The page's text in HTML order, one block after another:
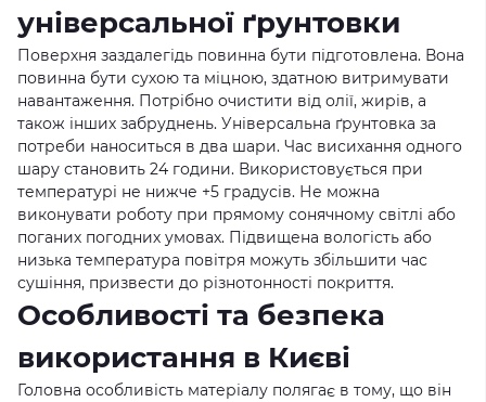
універсальної ґрунтовки
Поверхня заздалегідь повинна бути підготовлена. Вона
повинна бути сухою та міцною, здатною витримувати
навантаження. Потрібно очистити від олії, жирів, а
також інших забруднень. Універсальна ґрунтовка за
потреби наноситься в два шари. Час висихання одного
шару становить 24 години. Використовується при
температурі не нижче +5 градусів. Не можна
виконувати роботу при прямому сонячному світлі або
поганих погодних умовах. Підвищена вологість або
низька температура повітря можуть збільшити час
сушіння, призвести до різнотонності покриття.
Особливості та безпека
використання в Києві
Головна особливість матеріалу полягає в тому, що він